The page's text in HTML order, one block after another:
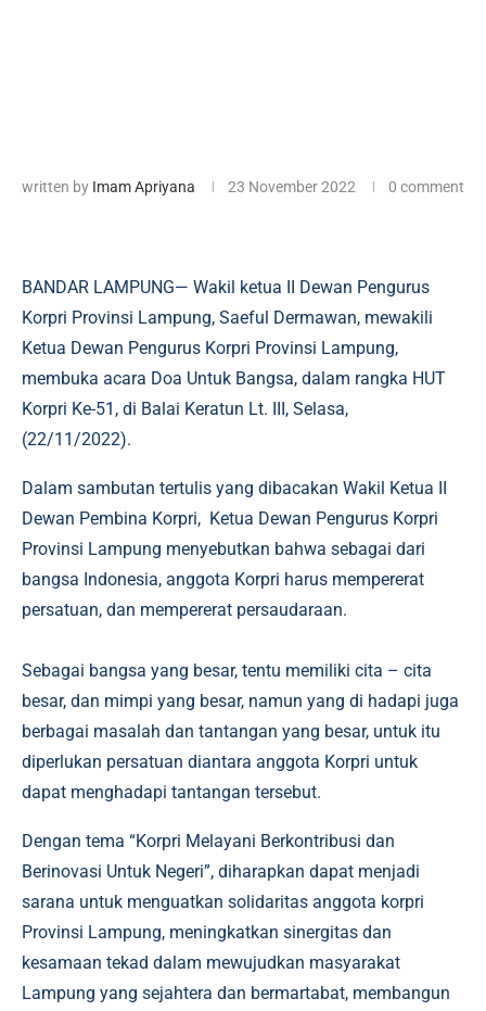
written by Imam Apriyana 23 November 2022 0 comment
BANDAR LAMPUNG— Wakil ketua II Dewan Pengurus
Korpri Provinsi Lampung, Saeful Dermawan, mewakili
Ketua Dewan Pengurus Korpri Provinsi Lampung,
membuka acara Doa Untuk Bangsa, dalam rangka HUT
Korpri Ke-51, di Balai Keratun Lt. III, Selasa,
(22/11/2022).
Dalam sambutan tertulis yang dibacakan Wakil Ketua II
Dewan Pembina Korpri, Ketua Dewan Pengurus Korpri
Provinsi Lampung menyebutkan bahwa sebagai dari
bangsa Indonesia, anggota Korpri harus mempererat
persatuan, dan mempererat persaudaraan.
Sebagai bangsa yang besar, tentu memiliki cita – cita
besar, dan mimpi yang besar, namun yang di hadapi juga
berbagai masalah dan tantangan yang besar, untuk itu
diperlukan persatuan diantara anggota Korpri untuk
dapat menghadapi tantangan tersebut.
Dengan tema “Korpri Melayani Berkontribusi dan
Berinovasi Untuk Negeri”, diharapkan dapat menjadi
sarana untuk menguatkan solidaritas anggota korpri
Provinsi Lampung, meningkatkan sinergitas dan
kesamaan tekad dalam mewujudkan masyarakat
Lampung yang sejahtera dan bermartabat, membangun